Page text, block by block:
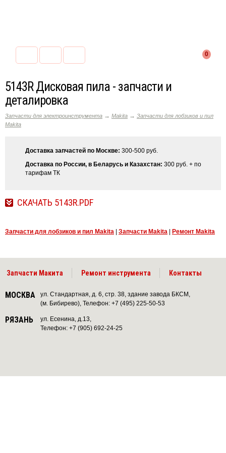
0
5143R Дисковая пила - запчасти и
деталировка
Запчасти для электроинструмента → Makita → Запчасти для лобзиков и пил
Makita
Доставка запчастей по Москве: 300-500 руб.
Доставка по России, в Беларусь и Казахстан: 300 руб. + по
тарифам ТК
СКАЧАТЬ 5143R.PDF
Запчасти для лобзиков и пил Makita Запчасти Makita Ремонт Makita
Запчасти Макита Ремонт инструмента Контакты
МОСКВА
ул. Стандартная, д. 6, стр. 38, здание завода БКСМ,
(м. Бибирево), Телефон: +7 (495) 225-50-53
РЯЗАНЬ
ул. Есенина, д.13,
Телефон: +7 (905) 692-24-25